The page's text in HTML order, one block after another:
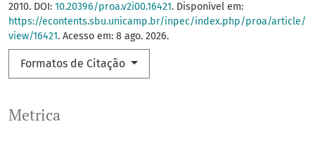
Metrica
2010. DOI: 10.20396/proa.v2i00.16421. Disponível em:
https://econtents.sbu.unicamp.br/inpec/index.php/proa/article/
view/16421. Acesso em: 8 ago. 2026.
Formatos de Citação